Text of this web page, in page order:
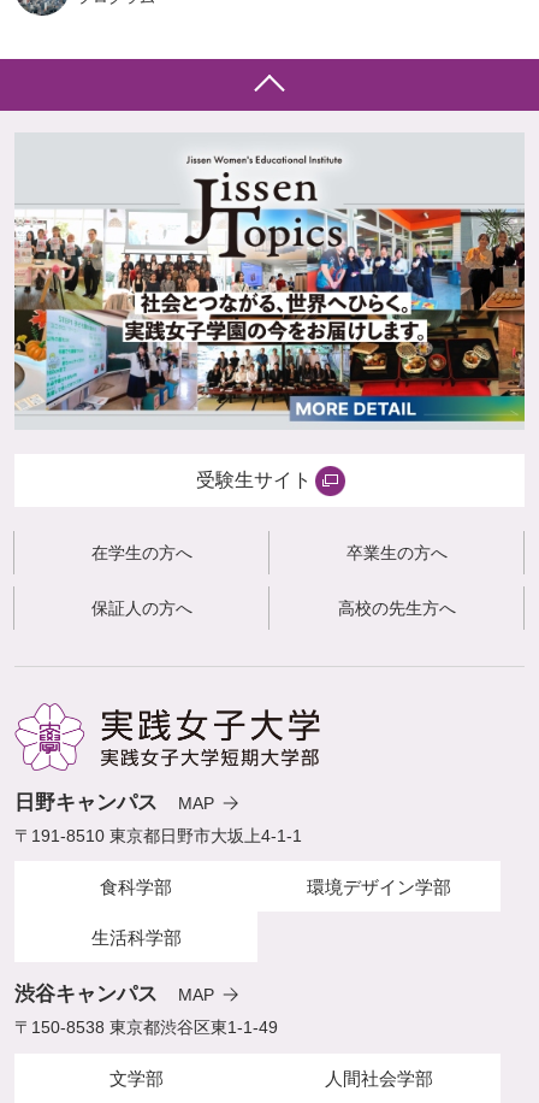
受験生サイト
在学生の方へ 卒業生の方へ
保証人の方へ 高校の先生方へ
日野キャンパス
MAP
〒191-8510 東京都日野市大坂上4-1-1
食科学部 環境デザイン学部
生活科学部
渋谷キャンパス
MAP
〒150-8538 東京都渋谷区東1-1-49
文学部 人間社会学部